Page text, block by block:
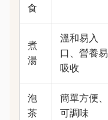
食
煮
湯
溫和易入
口、營養易
吸收
泡
茶
簡單方便、
可調味